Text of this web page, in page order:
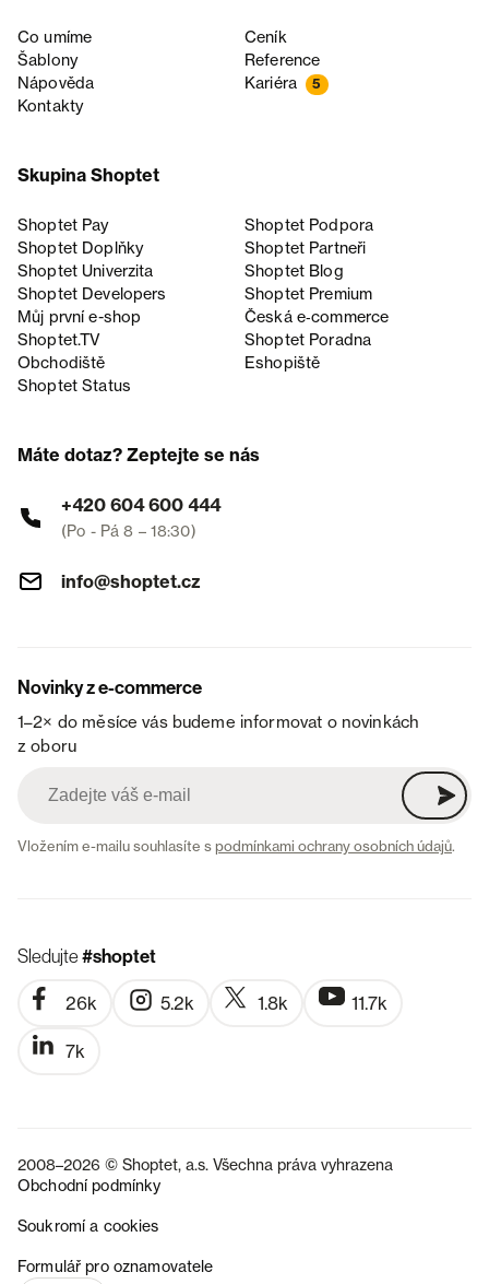
Co umíme
Ceník
Šablony
Reference
Nápověda
Kariéra 5
Kontakty
Skupina Shoptet
Shoptet Pay
Shoptet Podpora
Shoptet Doplňky
Shoptet Partneři
Shoptet Univerzita
Shoptet Blog
Shoptet Developers
Shoptet Premium
Můj první e-shop
Česká e‑commerce
Shoptet.TV
Shoptet Poradna
Obchodiště
Eshopiště
Shoptet Status
Máte dotaz? Zeptejte se nás
+420 604 600 444
(Po - Pá 8 – 18:30)
info@shoptet.cz
Novinky z e-commerce
1–2× do měsíce vás budeme informovat o novinkách
z oboru
Vložením e-mailu souhlasíte spodmínkami ochrany osobních údajů.
Sledujte#shoptet
26k 5.2k 1.8k 11.7k
7k
2008–2026 © Shoptet, a.s. Všechna práva vyhrazena
Obchodní podmínky
Soukromí a cookies
Formulář pro oznamovatele